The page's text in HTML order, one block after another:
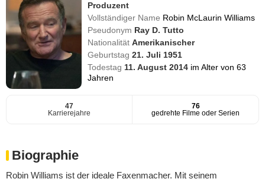
Produzent
Vollständiger Name Robin McLaurin Williams
Pseudonym Ray D. Tutto
NationalitätAmerikanischer
Geburtstag21. Juli 1951
Todestag 11. August 2014 im Alter von 63
Jahren
47
Karrierejahre
76
gedrehte Filme oder Serien
Biographie
Robin Williams ist der ideale Faxenmacher. Mit seinem